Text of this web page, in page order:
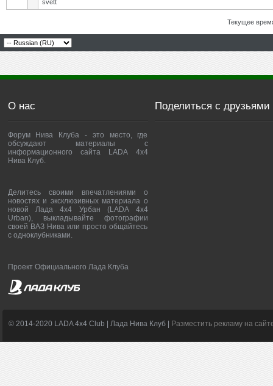
svett
Текущее
О нас
Форум Нива Клуба - это место, где
обсуждают материалы с
информационного сайта LADA 4x4
Нива Клуб.
Делитесь своими впечатлениями о
новостях и эксклюзивных материала о
новой Лада 4х4 Урбан (LADA 4x4
Urban), выкладывайте фотографии
своей ВАЗ Нива или просто общайтесь
с одноклубниками.
Проект Официального Лада Клуба
Поделиться с друзьями
© 2014-2020 LADA 4x4 Club | Лада Нива Клуб | Разместить рекламу на